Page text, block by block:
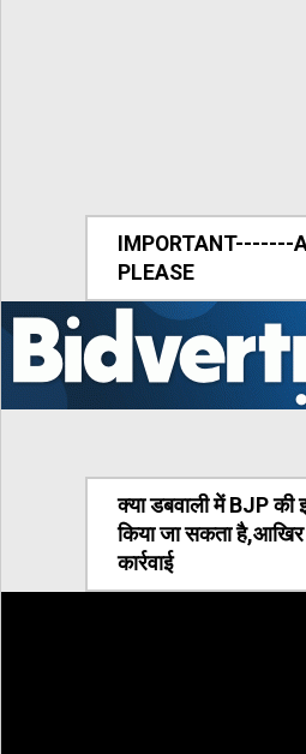
IMPORTANT-------
PLEASE
क्या डबवाली में BJP
किया जा सकता है,आखिर
कार्रवाई